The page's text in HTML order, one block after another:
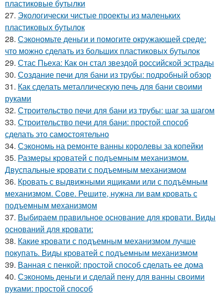
пластиковые бутылки
27. Экологически чистые проекты из маленьких
пластиковых бутылок
28. Сэкономьте деньги и помогите окружающей среде:
что можно сделать из больших пластиковых бутылок
29. Стас Пьеха: Как он стал звездой российской эстрады
30. Создание печи для бани из трубы: подробный обзор
31. Как сделать металлическую печь для бани своими
руками
32. Строительство печи для бани из трубы: шаг за шагом
33. Строительство печи для бани: простой способ
сделать это самостоятельно
34. Сэкономь на ремонте ванны королевы за копейки
35. Размеры кроватей с подъемным механизмом.
Двуспальные кровати с подъемным механизмом
36. Кровать с выдвижными ящиками или с подъёмным
механизмом. Сове. Решите, нужна ли вам кровать с
подъемным механизмом
37. Выбираем правильное основание для кровати. Виды
оснований для кровати:
38. Какие кровати с подъемным механизмом лучше
покупать. Виды кроватей с подъемным механизмом
39. Ванная с пенкой: простой способ сделать ее дома
40. Сэкономь деньги и сделай пену для ванны своими
руками: простой способ